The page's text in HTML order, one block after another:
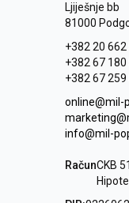
Ljiješnje bb
81000
+382 20 662
+382 67 180
+382 67 259
online@mil-
info@mil-
RačunCKB